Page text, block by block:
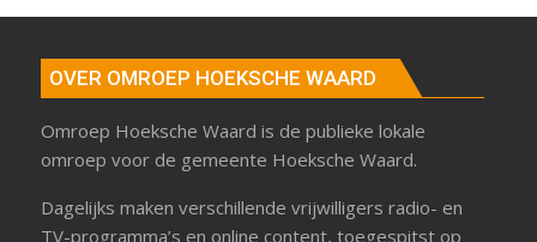
OVER OMROEP HOEKSCHE WAARD
Omroep Hoeksche Waard is de publieke lokale
omroep voor de gemeente Hoeksche Waard.
Dagelijks maken verschillende vrijwilligers radio- en
TV-programma’s en online content, toegespitst op